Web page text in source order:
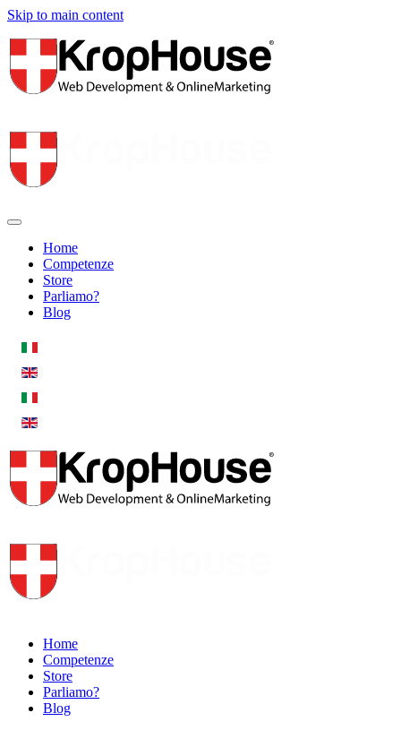
Skip to main content
Home
Competenze
Store
Parliamo?
Blog
Home
Competenze
Store
Parliamo?
Blog